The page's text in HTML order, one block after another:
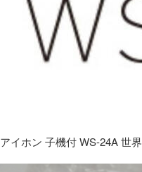
アイホン 子機付 WS-24A 世